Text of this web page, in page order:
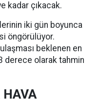
kadar çıkacak.
iki gün boyunca
öngörülüyor.
beklenen en
derece olarak tahmin
HAVA